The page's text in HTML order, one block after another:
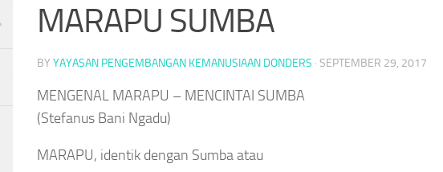
MARAPU SUMBA
BY YAYASAN PENGEMBANGAN KEMANUSIAAN DONDERS · SEPTEMBER 29, 2017
MENGENAL MARAPU – MENCINTAI SUMBA
(Stefanus Bani Ngadu)
MARAPU, identik dengan Sumba atau